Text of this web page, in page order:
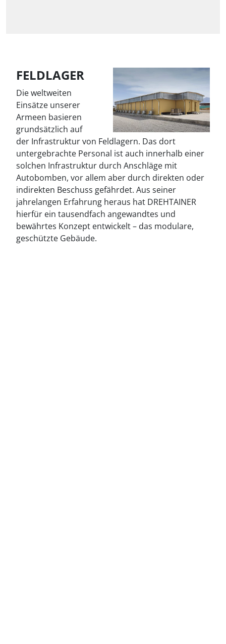
FELDLAGER
Die weltweiten
Einsätze unserer
Armeen basieren
grundsätzlich auf
der Infrastruktur von Feldlagern. Das dort
untergebrachte Personal ist auch innerhalb einer
solchen Infrastruktur durch Anschläge mit
Autobomben, vor allem aber durch direkten oder
indirekten Beschuss gefährdet. Aus seiner
jahrelangen Erfahrung heraus hat DREHTAINER
hierfür ein tausendfach angewandtes und
bewährtes Konzept entwickelt – das modulare,
geschützte Gebäude.